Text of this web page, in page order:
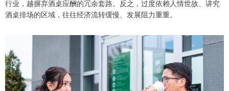
行业，越摒弃酒桌应酬的冗余套路。反之，过度依赖人情世故、讲究
酒桌排场的区域，往往经济流转缓慢、发展阻力重重。